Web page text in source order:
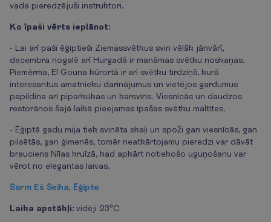
vada pieredzējuši instruktori.
Ko īpaši vērts ieplānot:
- Lai arī paši ēģiptieši Ziemassvētkus svin vēlāk jānvārī,
decembra nogalē arī Hurgadā ir manāmas svētku noskaņas.
Piemērma, El Gouna kūrortā ir arī svētku tirdziņš, kurā
interesantus amatnieku darinājumus un vietējos gardumus
papildina arī piparkūkas un karsvīns. Viesnīcās un daudzos
restorānos šajā laikā pieejamas īpašas svētku maltītes.
- Ēģiptē gadu mija tiek svinēta skaļi un spoži gan viesnīcās, gan
pilsētās, gan ģimenēs, tomēr neatkārtojamu pieredzi var dāvāt
brauciens Nīlas kruīzā, kad apkārt notiekošo uguņošanu var
vērot no elegantas laivas.
Šarm Eš Šeiha, Ēģipte
Laika apstākļi: vidēji 23°C